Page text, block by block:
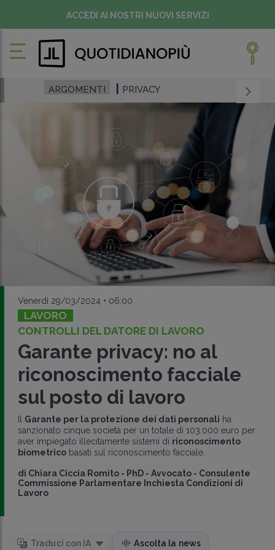
ACCEDI AI NOSTRI NUOVI SERVIZI
ARGOMENTI PRIVACY
Venerdì 29/03/2024 • 06:00
LAVORO
CONTROLLI DEL DATORE DI LAVORO
Garante privacy: no al
riconoscimento facciale
sul posto di lavoro
Garante per la protezione dei dati personali ha
sanzionato cinque società per un totale di 103.000 euro per
aver impiegato illecitamente sistemi di riconoscimento
biometricobasati sul riconoscimento facciale.
di Chiara Ciccia Romito - PhD - Avvocato - Consulente
Commissione Parlamentare Inchiesta Condizioni di
Lavoro
Traduci con IA Ascolta la news